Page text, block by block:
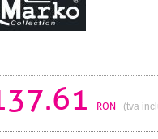
RON (tva